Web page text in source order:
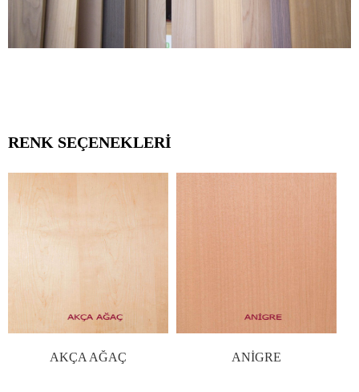
RENK SEÇENEKLERİ
AKÇA AĞAÇ ANİGRE